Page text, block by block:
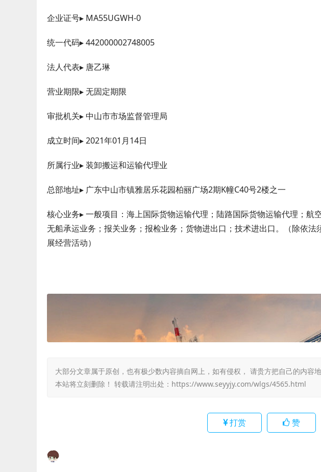
企业证号▸ MA55UGWH-0
统一代码▸ 442000002748005
法人代表▸ 唐乙琳
营业期限▸ 无固定期限
审批机关▸ 中山市市场监督管理局
成立时间▸ 2021年01月14日
所属行业▸ 装卸搬运和运输代理业
总部地址▸ 广东中山市镇雅居乐花园柏丽广场2期K幢C40号2楼之一
核心业务▸ 一般项目：海上国际货物运输代理；陆路国际货物运输代理；航
无船承运业务；报关业务；报检业务；货物进出口；技术进出口。（除依
展经营活动）
大部分文章属于原创，也有极少数内容摘自网上，如有侵权， 请贵方把自己的内
本站将立刻删除！ 转载请注明出处： https://www.seyyjy.com/wlgs/4565.html
打赏 赞